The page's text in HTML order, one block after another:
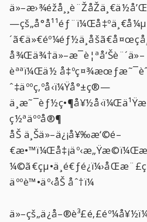
å¾Œä¾†ä»–æ¯è¦ªå‘Šè¨´ä»–
èªªï¼Œä½
ˆ‡äººç‚ºå‹ï¼Ÿå°±ç®—
ç½ªäººå®¶
åŠ ä¸Šä»–ä¿¡å¥‰æ‘©é–
äººè™•äº‹åŠ åˆ†ï¼